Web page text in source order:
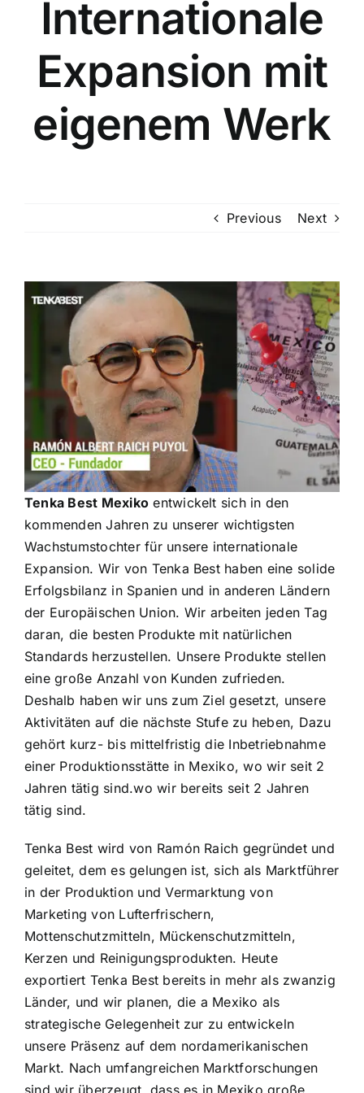
Internationale
Expansion mit
eigenem Werk
Previous Next
Tenka Best Mexiko entwickelt sich in den
kommenden Jahren zu unserer wichtigsten
Wachstumstochter für unsere internationale
Expansion. Wir von Tenka Best haben eine solide
Erfolgsbilanz in Spanien und in anderen Ländern
der Europäischen Union. Wir arbeiten jeden Tag
daran, die besten Produkte mit natürlichen
Standards herzustellen. Unsere Produkte stellen
eine große Anzahl von Kunden zufrieden.
Deshalb haben wir uns zum Ziel gesetzt, unsere
Aktivitäten auf die nächste Stufe zu heben, Dazu
gehört kurz- bis mittelfristig die Inbetriebnahme
einer Produktionsstätte in Mexiko, wo wir seit 2
Jahren tätig sind.wo wir bereits seit 2 Jahren
tätig sind.
Tenka Best wird von Ramón Raich gegründet und
geleitet, dem es gelungen ist, sich als Marktführer
in der Produktion und Vermarktung von
Marketing von Lufterfrischern,
Mottenschutzmitteln, Mückenschutzmitteln,
Kerzen und Reinigungsprodukten. Heute
exportiert Tenka Best bereits in mehr als zwanzig
Länder, und wir planen, die a Mexiko als
strategische Gelegenheit zur zu entwickeln
unsere Präsenz auf dem nordamerikanischen
Markt. Nach umfangreichen Marktforschungen